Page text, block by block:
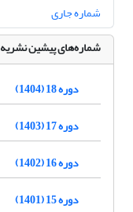
شماره جاری
شماره‌های پیشین نشریه
دوره 18 (1404)
دوره 17 (1403)
دوره 16 (1402)
دوره 15 (1401)